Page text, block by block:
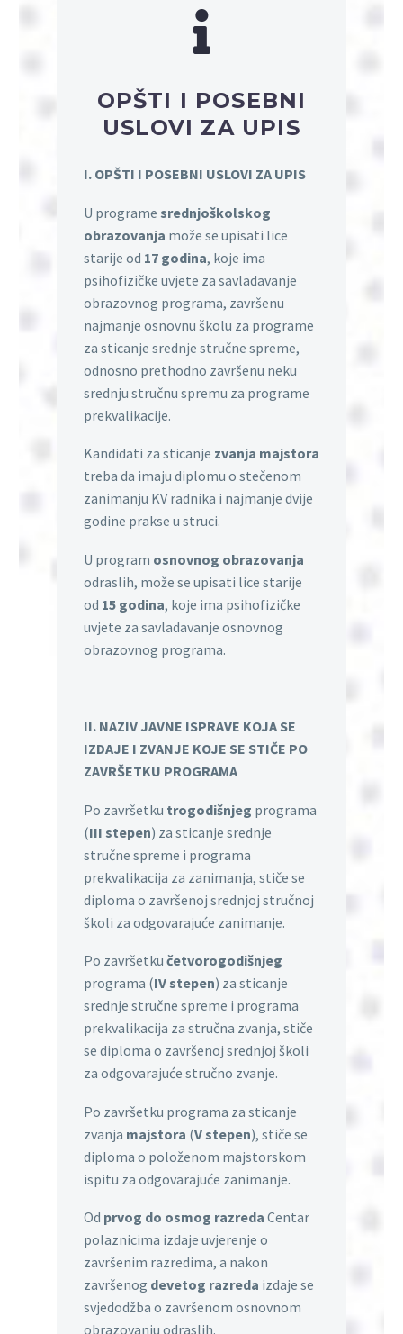
OPŠTI I POSEBNI
USLOVI ZA UPIS
I. OPŠTI I POSEBNI USLOVI ZA UPIS
U programe srednjoškolskog
obrazovanja može se upisati lice
starije od 17 godina, koje ima
psihofizičke uvjete za savladavanje
obrazovnog programa, završenu
najmanje osnovnu školu za programe
za sticanje srednje stručne spreme,
odnosno prethodno završenu neku
srednju stručnu spremu za programe
prekvalikacije.
Kandidati za sticanje zvanja majstora
treba da imaju diplomu o stečenom
zanimanju KV radnika i najmanje dvije
godine prakse u struci.
U program osnovnog obrazovanja
odraslih, može se upisati lice starije
od 15 godina, koje ima psihofizičke
uvjete za savladavanje osnovnog
obrazovnog programa.
II. NAZIV JAVNE ISPRAVE KOJA SE
IZDAJE I ZVANJE KOJE SE STIČE PO
ZAVRŠETKU PROGRAMA
Po završetku trogodišnjeg programa
(III stepen) za sticanje srednje
stručne spreme i programa
prekvalikacija za zanimanja, stiče se
diploma o završenoj srednjoj stručnoj
školi za odgovarajuće zanimanje.
Po završetku četvorogodišnjeg
programa (IV stepen) za sticanje
srednje stručne spreme i programa
prekvalikacija za stručna zvanja, stiče
se diploma o završenoj srednjoj školi
za odgovarajuće stručno zvanje.
Po završetku programa za sticanje
zvanja majstora (V stepen), stiče se
diploma o položenom majstorskom
ispitu za odgovarajuće zanimanje.
Od prvog do osmog razreda Centar
polaznicima izdaje uvjerenje o
završenim razredima, a nakon
završenog devetog razreda izdaje se
svjedodžba o završenom osnovnom
obrazovanju odraslih.